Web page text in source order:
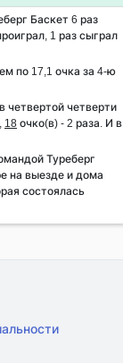
Баскет 6 раз
1 раз сыграл
по 17,1 очка за 4-ю
четвертой четверти
18 очко(в) - 2 раза. И в
Туреберг
на выезде и дома
состоялась